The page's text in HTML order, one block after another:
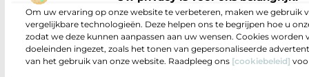
Om uw ervaring op onze website te verbeteren, maken we gebruik
vergelijkbare technologieën. Deze helpen ons te begrijpen hoe u
zodat we deze kunnen aanpassen aan uw wensen. Cookies worden
doeleinden ingezet, zoals het tonen van gepersonaliseerde
van het gebruik van onze website. Raadpleeg ons [cookiebeleid]
hebben op wat er gebouwd wordt en hoe
projecten van idee naar oplevering gaan? Dan